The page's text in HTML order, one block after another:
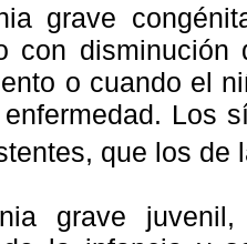
grave
con
o cuando el
Los
que los de
grave